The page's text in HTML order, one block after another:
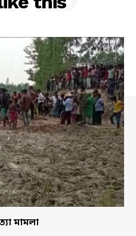
মামলা